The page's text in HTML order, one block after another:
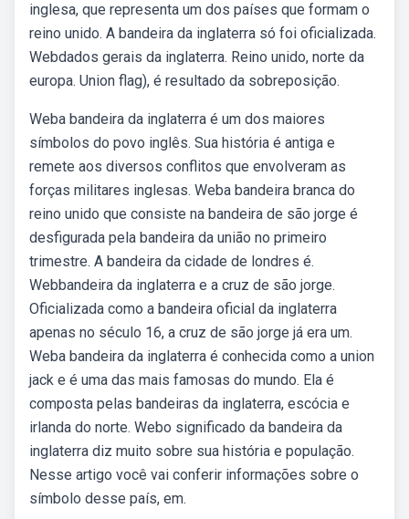
inglesa, que representa um dos países que formam o
reino unido. A bandeira da inglaterra só foi oficializada.
Webdados gerais da inglaterra. Reino unido, norte da
europa. Union flag), é resultado da sobreposição.
Weba bandeira da inglaterra é um dos maiores
símbolos do povo inglês. Sua história é antiga e
remete aos diversos conflitos que envolveram as
forças militares inglesas. Weba bandeira branca do
reino unido que consiste na bandeira de são jorge é
desfigurada pela bandeira da união no primeiro
trimestre. A bandeira da cidade de londres é.
Webbandeira da inglaterra e a cruz de são jorge.
Oficializada como a bandeira oficial da inglaterra
apenas no século 16, a cruz de são jorge já era um.
Weba bandeira da inglaterra é conhecida como a union
jack e é uma das mais famosas do mundo. Ela é
composta pelas bandeiras da inglaterra, escócia e
irlanda do norte. Webo significado da bandeira da
inglaterra diz muito sobre sua história e população.
Nesse artigo você vai conferir informações sobre o
símbolo desse país, em.